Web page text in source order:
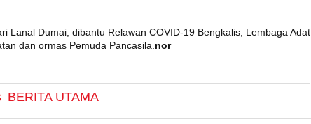
Lanal Dumai, dibantu Relawan COVID-19 Bengkalis, Lembaga Adat
dan ormas Pemuda Pancasila. nor
BERITA UTAMA